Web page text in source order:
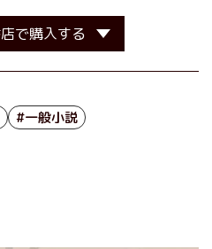
で購入する
#一般小説